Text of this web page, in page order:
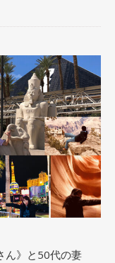
ん》と50代の妻